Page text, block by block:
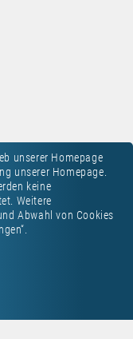
unserer Homepage
unserer Homepage.
keine
Weitere
Abwahl von Cookies